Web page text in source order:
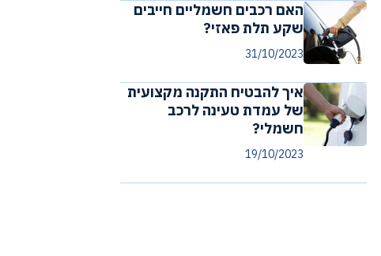
האם רכבים חשמליים חייבים
שקע תלת פאזי?
31/10/2023
איך להבטיח התקנה מקצועית
של עמדת טעינה לרכב
חשמלי?
19/10/2023